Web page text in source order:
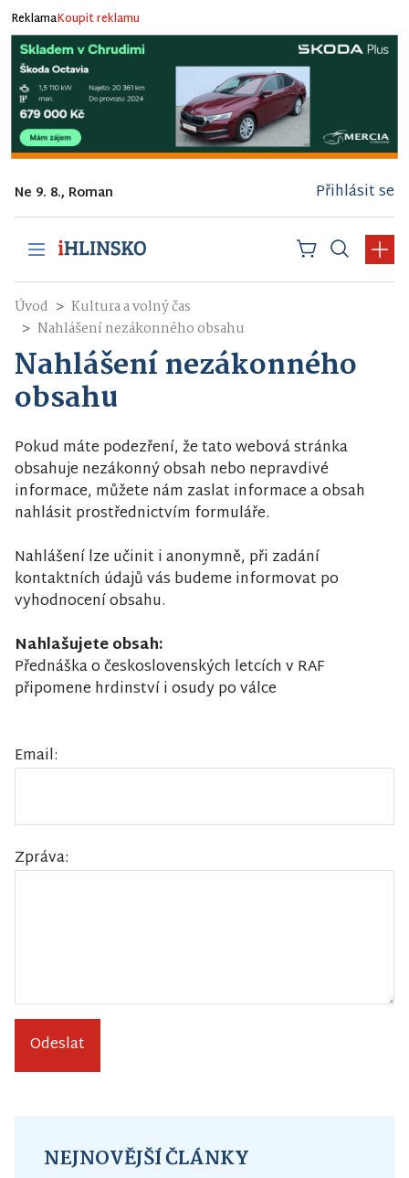
ReklamaKoupit reklamu
Ne 9. 8., Roman Přihlásit se
Úvod
Kultura a volný čas
Nahlášení nezákonného obsahu
Nahlášení nezákonného
obsahu
Pokud máte podezření, že tato webová stránka
obsahuje nezákonný obsah nebo nepravdivé
informace, můžete nám zaslat informace a obsah
nahlásit prostřednictvím formuláře.
Nahlášení lze učinit i anonymně, při zadání
kontaktních údajů vás budeme informovat po
vyhodnocení obsahu.
Nahlašujete obsah:
Přednáška o československých letcích v RAF
připomene hrdinství i osudy po válce
Email:
Zpráva:
Odeslat
NEJNOVĚJŠÍ ČLÁNKY